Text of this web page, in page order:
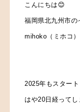
こんにちは😊
福岡県北九州市
mihoko（ミホコ）
2025年もスタート
はや20日経ってし